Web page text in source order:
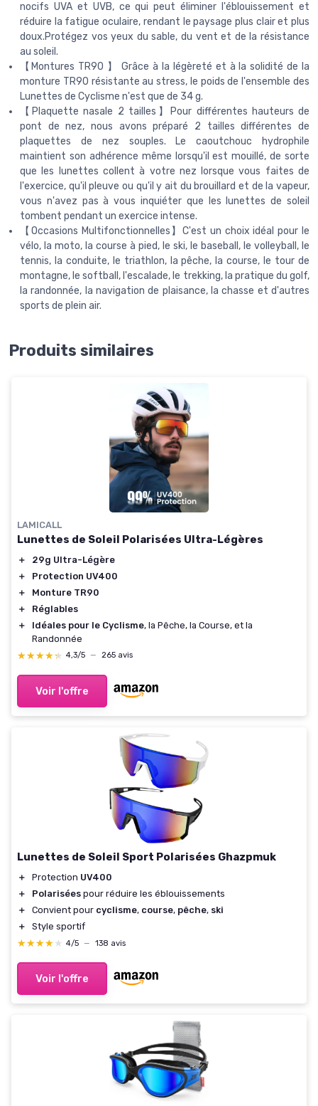
nocifs UVA et UVB, ce qui peut éliminer l'éblouissement et
réduire la fatigue oculaire, rendant le paysage plus clair et plus
doux.Protégez vos yeux du sable, du vent et de la résistance
au soleil.
【Montures TR90 】 Grâce à la légèreté et à la solidité de la
monture TR90 résistante au stress, le poids de l'ensemble des
Lunettes de Cyclisme n'est que de 34 g.
【Plaquette nasale 2 tailles】Pour différentes hauteurs de
pont de nez, nous avons préparé 2 tailles différentes de
plaquettes de nez souples. Le caoutchouc hydrophile
maintient son adhérence même lorsqu'il est mouillé, de sorte
que les lunettes collent à votre nez lorsque vous faites de
l'exercice, qu'il pleuve ou qu'il y ait du brouillard et de la vapeur,
vous n'avez pas à vous inquiéter que les lunettes de soleil
tombent pendant un exercice intense.
【Occasions Multifonctionnelles】C'est un choix idéal pour le
vélo, la moto, la course à pied, le ski, le baseball, le volleyball, le
tennis, la conduite, le triathlon, la pêche, la course, le tour de
montagne, le softball, l'escalade, le trekking, la pratique du golf,
la randonnée, la navigation de plaisance, la chasse et d'autres
sports de plein air.
Produits similaires
LAMICALL
Lunettes de Soleil Polarisées Ultra-Légères
＋
29g Ultra-Légère
＋
Protection UV400
＋
Monture TR90
＋
Réglables
＋
Idéales pour le Cyclisme, la Pêche, la Course, et la
Randonnée
★★★★★
★★★★★ 4,3/5 — 265 avis
Voir l'offre
Lunettes de Soleil Sport Polarisées Ghazpmuk
＋ Protection UV400
＋
Polarisées pour réduire les éblouissements
＋
Convient pour cyclisme, course, pêche, ski
＋
Style sportif
★★★★★
★★★★★ 4/5 — 138 avis
Voir l'offre